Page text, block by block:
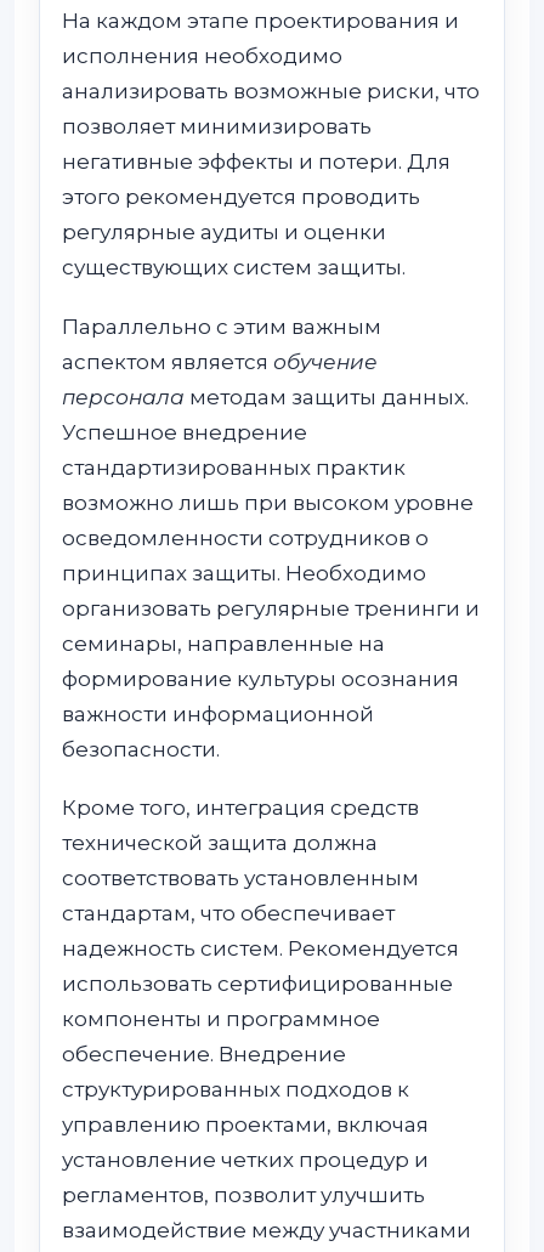
На каждом этапе проектирования и
исполнения необходимо
анализировать возможные риски, что
позволяет минимизировать
негативные эффекты и потери. Для
этого рекомендуется проводить
регулярные аудиты и оценки
существующих систем защиты.
Параллельно с этим важным
аспектом является обучение
персонала методам защиты данных.
Успешное внедрение
стандартизированных практик
возможно лишь при высоком уровне
осведомленности сотрудников о
принципах защиты. Необходимо
организовать регулярные тренинги и
семинары, направленные на
формирование культуры осознания
важности информационной
безопасности.
Кроме того, интеграция средств
технической защита должна
соответствовать установленным
стандартам, что обеспечивает
надежность систем. Рекомендуется
использовать сертифицированные
компоненты и программное
обеспечение. Внедрение
структурированных подходов к
управлению проектами, включая
установление четких процедур и
регламентов, позволит улучшить
взаимодействие между участниками